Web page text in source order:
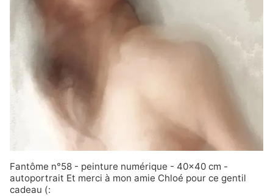
Fantôme n°58 - peinture numérique - 40x40 cm -
autoportrait Et merci à mon amie Chloé pour ce gentil
cadeau (: